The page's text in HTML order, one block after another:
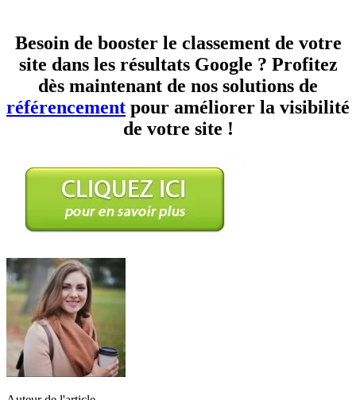
Besoin de booster le classement de votre
site dans les résultats Google ? Profitez
dès maintenant de nos solutions de
référencement pour améliorer la visibilité
de votre site !